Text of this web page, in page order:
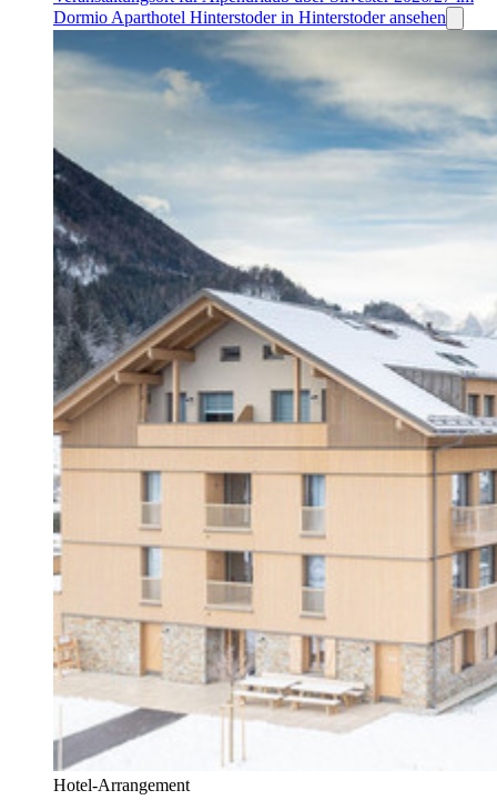
Dormio Aparthotel Hinterstoder in Hinterstoder ansehen
Hotel-Arrangement